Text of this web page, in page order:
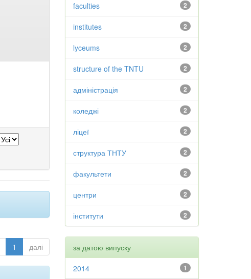
1 далі
2
faculties
2
institutes
2
lyceums
2
structure of the TNTU
2
адміністрація
2
коледжі
2
ліцеї
2
структура ТНТУ
2
факультети
2
центри
2
інститути
за датою випуску
1
2014